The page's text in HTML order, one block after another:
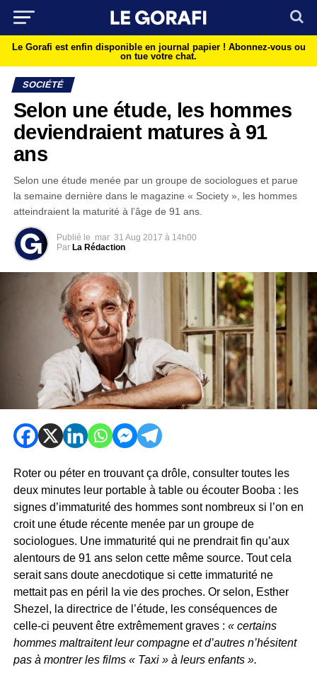
Le Gorafi est enfin disponible en journal papier ! Abonnez-vous ou
on tue votre chat.
SOCIÉTÉ
Selon une étude, les hommes
deviendraient matures à 91
ans
Selon une étude menée par un groupe de sociologues et parue
la semaine dernière dans le magazine « Society », les hommes
atteindraient la maturité à l’âge de 91 ans.
Publié le mar 31 Aug 2017 à 14h00
Par La Rédaction
Roter ou péter en trouvant ça drôle, consulter toutes les
deux minutes leur portable à table ou écouter Booba : les
signes d’immaturité des hommes sont nombreux si l’on en
croit une étude récente menée par un groupe de
sociologues. Une immaturité qui ne prendrait fin qu’aux
alentours de 91 ans selon cette même source. Tout cela
serait sans doute anecdotique si cette immaturité ne
mettait pas en péril la vie des proches. Or selon, Esther
Shezel, la directrice de l’étude, les conséquences de
celle-ci peuvent être extrêmement graves : « certains
hommes maltraitent leur compagne et d’autres n’hésitent
pas à montrer les films « Taxi » à leurs enfants ».